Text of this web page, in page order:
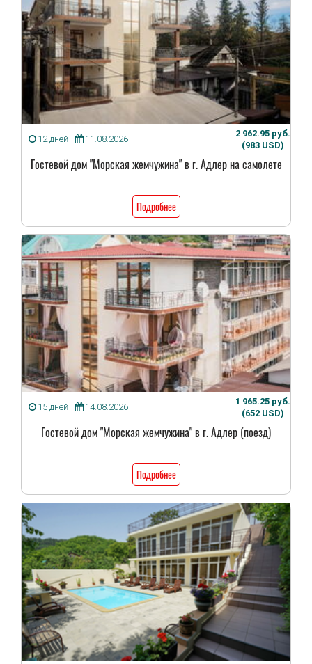
12 дней 11.08.2026
2 962.95 руб.
(983 USD)
Гостевой дом "Морская жемчужина" в г. Адлер на самолете
Подробнее
15 дней 14.08.2026
1 965.25 руб.
(652 USD)
Гостевой дом "Морская жемчужина" в г. Адлер (поезд)
Подробнее